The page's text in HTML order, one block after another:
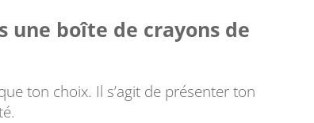
une boîte de crayons de
ton choix. Il s’agit de présenter ton